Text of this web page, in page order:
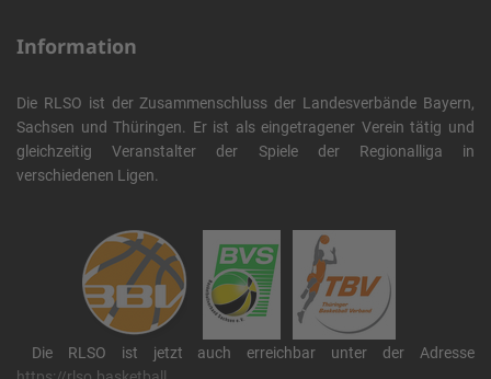
Information
Die RLSO ist der Zusammenschluss der Landesverbände Bayern,
Sachsen und Thüringen. Er ist als eingetragener Verein tätig und
gleichzeitig Veranstalter der Spiele der Regionalliga in
verschiedenen Ligen.
Die RLSO ist jetzt auch erreichbar unter der Adresse